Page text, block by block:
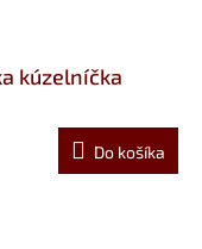
kúzelníčka
Do košíka